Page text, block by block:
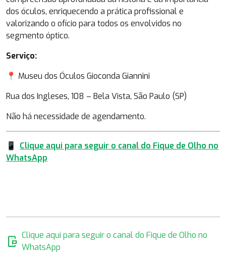
dos óculos, enriquecendo a prática profissional e
valorizando o ofício para todos os envolvidos no
segmento óptico.
Serviço:
📍 Museu dos Óculos Gioconda Giannini
Rua dos Ingleses, 108 – Bela Vista, São Paulo (SP)
Não há necessidade de agendamento.
📱
Clique aqui para seguir o canal do Fique de Olho no
WhatsApp
mobile_chat Clique aqui para seguir o canal do Fique de Olho no
WhatsApp